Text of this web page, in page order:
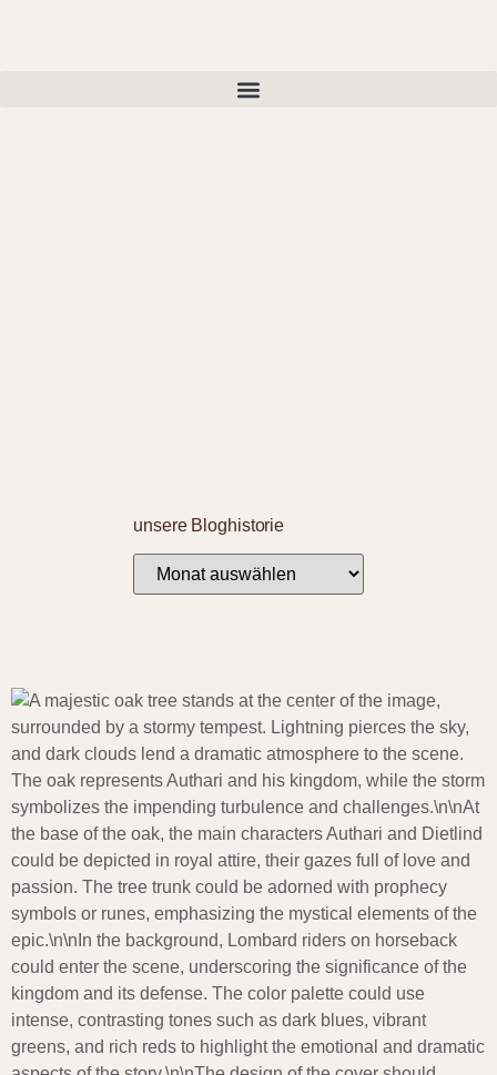
unsere Bloghistorie